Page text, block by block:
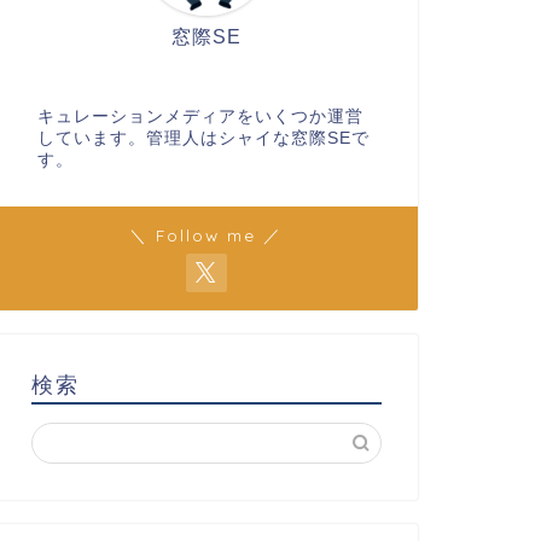
窓際SE
キュレーションメディアをいくつか運営
しています。管理人はシャイな窓際SEで
す。
＼ Follow me ／
検索